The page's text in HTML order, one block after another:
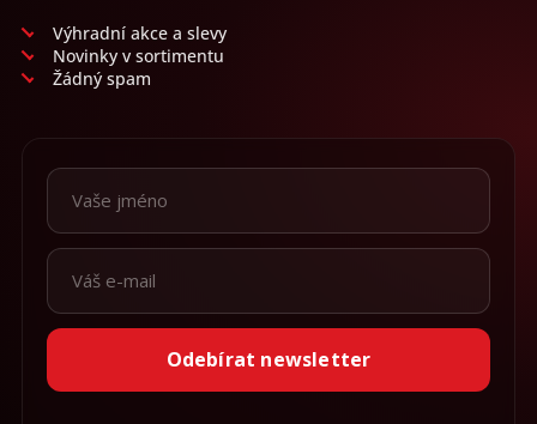
Výhradní akce a slevy
Novinky v sortimentu
Žádný spam
Odebírat newsletter